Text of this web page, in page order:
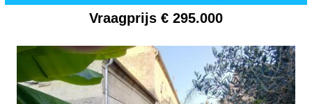
Vraagprijs € 295.000